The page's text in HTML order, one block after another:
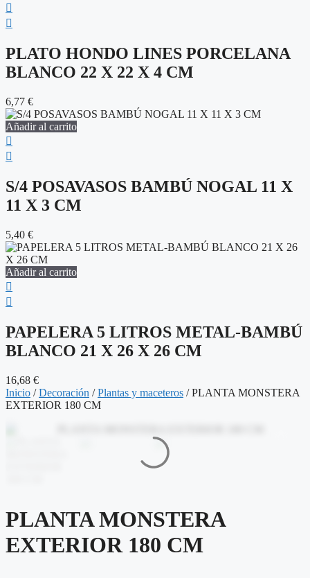
PLATO HONDO LINES PORCELANA
BLANCO 22 X 22 X 4 CM
6,77 €
Añadir al carrito
S/4 POSAVASOS BAMBÚ NOGAL 11 X
11 X 3 CM
5,40 €
Añadir al carrito
PAPELERA 5 LITROS METAL-BAMBÚ
BLANCO 21 X 26 X 26 CM
16,68 €
Inicio /Decoración /Plantas y maceteros / PLANTA MONSTERA
EXTERIOR 180 CM
PLANTA MONSTERA
EXTERIOR 180 CM